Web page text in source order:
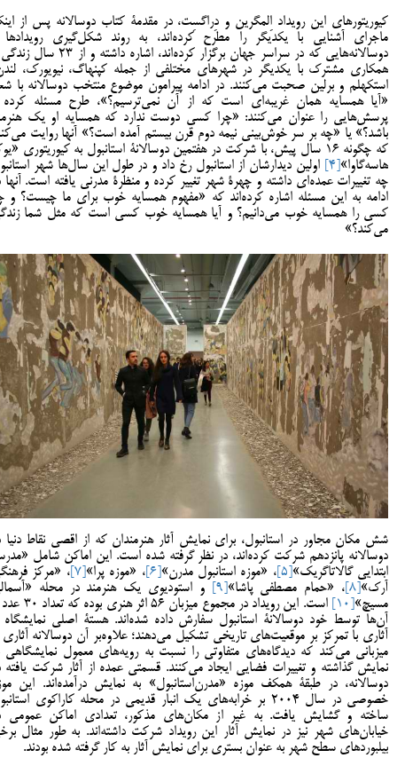
کیوریتورهای این رویداد اِلمگرین و دِراگسِت، در مقدمۀ کتاب دوسالانه پس از
ماجرای آشنایی با یکدیگر را مطرح کرده‌اند، به روند شکل‌گیری
دوسالانه‌هایی که در سراسر جهان برگزار کرده‌اند، اشاره داشته و از
همکاری مشترک با یکدیگر در شهرهای مختلفی از جمله کپنهاگ، نیویورک،
استکهلم و برلین صحبت می‌کنند. در ادامه پیرامون موضوع منتخب دوسالانه با
«آیا همسایه همان غریبه‌ای است که از آن نمی‌ترسیم؟»، طرح مسئله
پرسش‌هایی را عنوان می‌کنند: «چرا کسی دوست ندارد که همسایه او یک
باشد؟» یا «چه بر سر خوش‌بینی نیمه دوم قرن بیستم آمده است؟» آنها روایت
که چگونه 16 سال پیش، با شرکت در هفتمین دوسالانۀ استانبول به کیوریتوری
هاسه‌گاوا»
اولین دیدارشان از استانبول رخ داد و در طول این سال‌ها شهر
چه تغییرات عمده‌ای داشته و چهرۀ شهر تغییر کرده و منظرۀ مدرنی یافته است. آنها
ادامه به این مسئله اشاره کرده‌اند که «مفهوم همسایه خوب برای ما چیست؟ و
کسی را همسایه خوب می‌دانیم؟ و آیا همسایه خوب کسی است که مثل شما
می‌کند؟»
شش مکان مجاور در استانبول، برای نمایش آثار هنرمندان که از اقصی نقاط دنیا
دوسالانه پانزدهم شرکت کرده‌اند، در نظر گرفته شده است. این اماکن شامل
ابتدایی گالاتاگریک»
، «موزه استانبول مدرن» [6] ، «موزه پرا» [7]
، «مرکز
آرک»
، «حمام مصطفی پاشا»
و استودیوی یک هنرمند در محله
مسیچ»
است. این رویداد در مجموع میزبان 56 اثر
آن‌ها توسط خود دوسالانۀ استانبول سفارش داده شده‌اند. هستۀ اصلی نمایشگاه
آثاری با تمرکز بر موقعیت‌های تاریخی تشکیل می‌دهند؛ علاوه‌بر آن دوسالانه آثاری
میزبانی می‌کند که دیدگاه‌های متفاوتی را نسبت به رویه‌های معمول نمایشگاهی
نمایش گذاشته و تغییرات فضایی ایجاد می‌کنند. قسمتی عمده از آثار شرکت یافته
دوسالانه، در طبقۀ همکف موزه «مدرن‌استانبول» به نمایش درآمده‌اند. این
خصوصی در سال 2004 بر خرابه‌های یک انبار قدیمی در محله کاراکوی
ساخته و گشایش یافت. به غیر از مکان‌های مذکور، تعدادی اماکن عمومی
خیابان‌های شهر نیز در نمایش آثار این رویداد شرکت داشته‌اند. به طور مثال
بیلبوردهای سطح شهر به عنوان بستری برای نمایش آثار به کار گرفته شده بودند.